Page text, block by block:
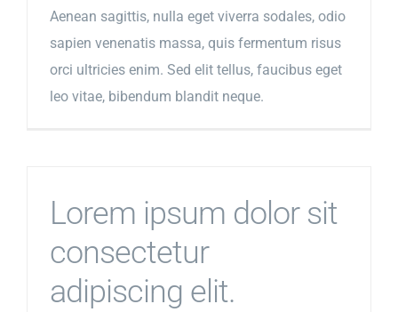
Aenean sagittis, nulla eget viverra sodales, odio
sapien venenatis massa, quis fermentum risus
orci ultricies enim. Sed elit tellus, faucibus eget
leo vitae, bibendum blandit neque.
Lorem ipsum dolor sit
consectetur
adipiscing elit.